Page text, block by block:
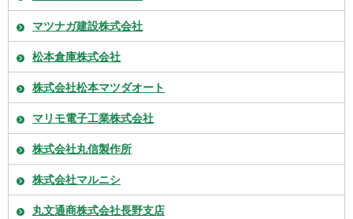
マツナガ建設株式会社
松本倉庫株式会社
株式会社松本マツダオート
マリモ電子工業株式会社
株式会社丸信製作所
株式会社マルニシ
丸文通商株式会社長野支店